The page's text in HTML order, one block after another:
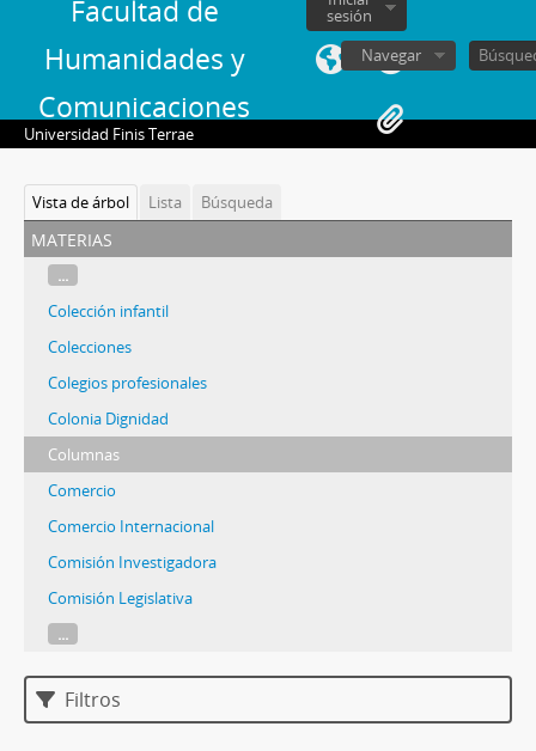
Facultad de
Humanidades y
Comunicaciones
sesión
Navegar
Universidad Finis Terrae
Vista de árbol Lista Búsqueda
materias
...
Colección infantil
Colecciones
Colegios profesionales
Colonia Dignidad
Columnas
Comercio
Comercio Internacional
Comisión Investigadora
Comisión Legislativa
...
Filtros